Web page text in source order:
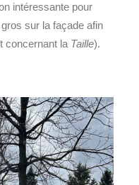
intéressante pour
sur la façade afin
concernant la Taille).